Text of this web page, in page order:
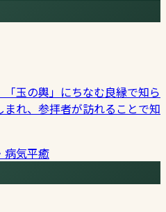
玉の輿」にちなむ良縁で知ら
れ、参拝者が訪れることで知
病気平癒